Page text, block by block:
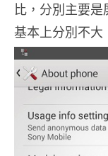
比，分別主要是
基本上分別不大